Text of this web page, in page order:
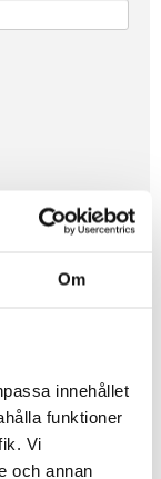
Om
innehållet
funktioner
Vi
och annan